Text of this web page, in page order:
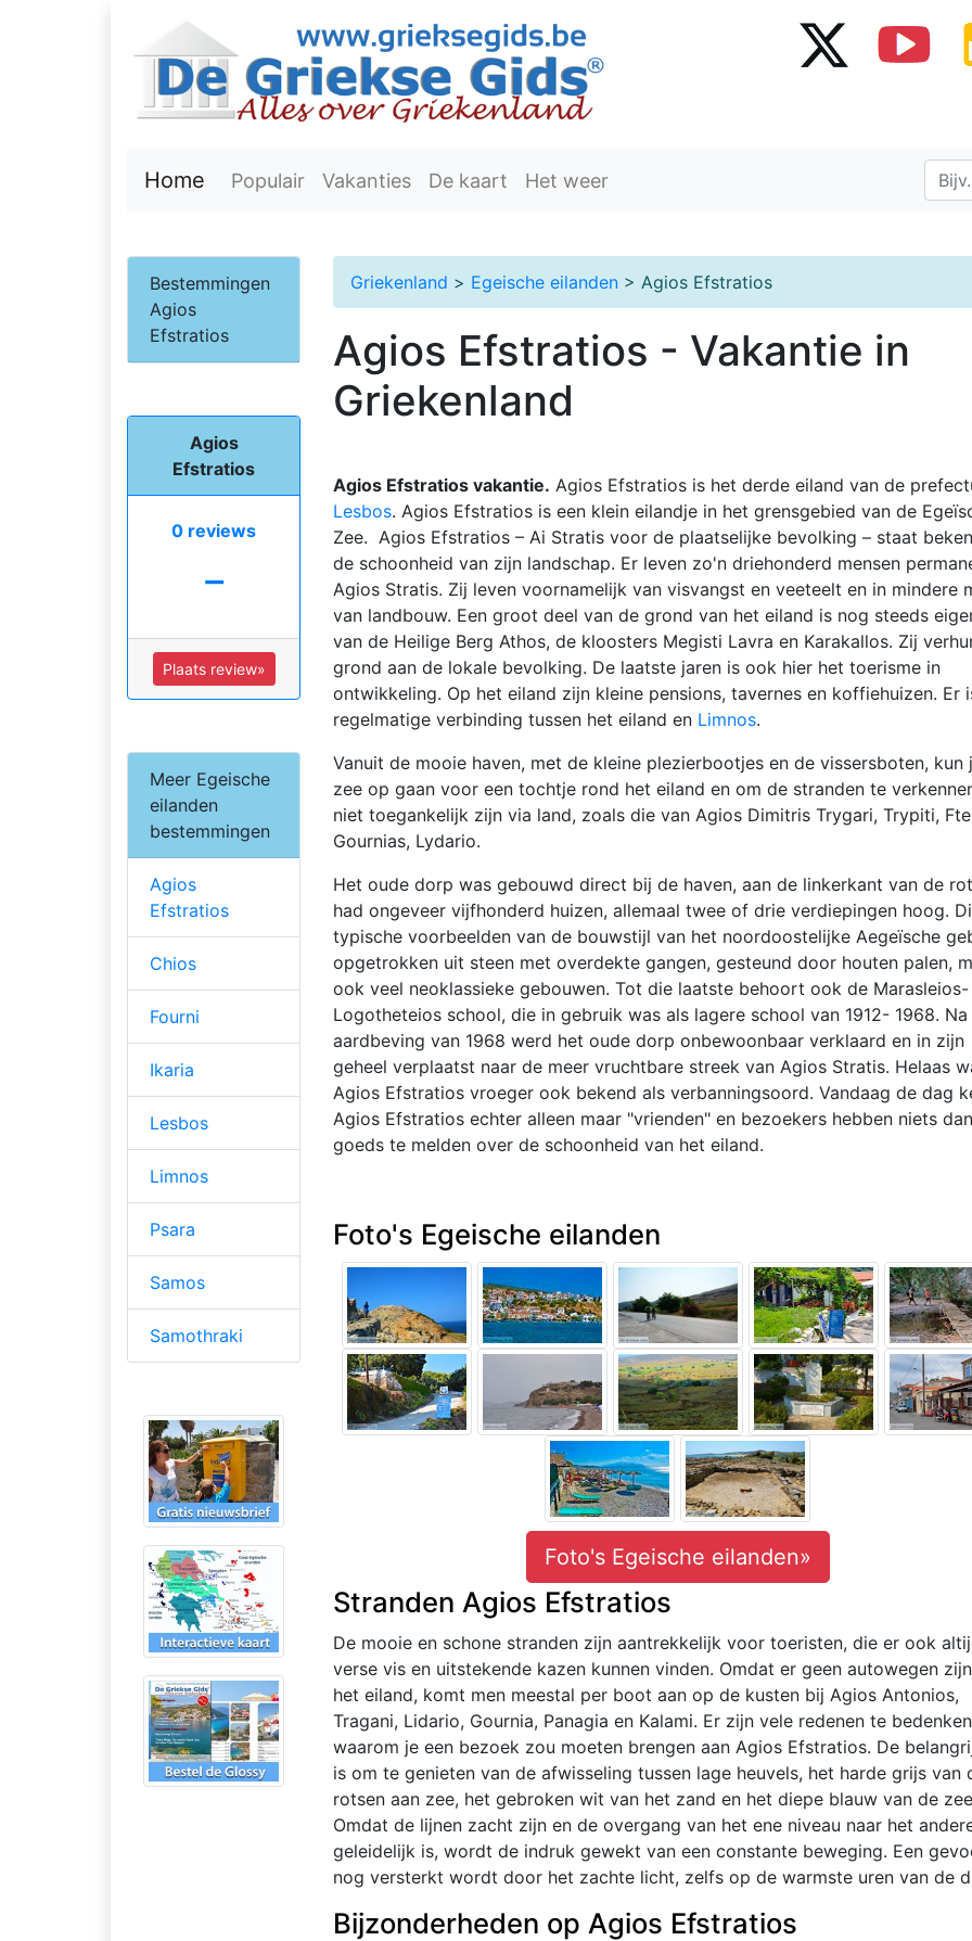
Home Populair Vakanties De kaart Het weer
Griekenland > Egeische eilanden > Agios Efstratios
Agios Efstratios - Vakantie in
Griekenland
Agios Efstratios vakantie. Agios Efstratios is het derde eiland van de
Lesbos. Agios Efstratios is een klein eilandje in het grensgebied van de
Zee. Agios Efstratios – Ai Stratis voor de plaatselijke bevolking – staat
de schoonheid van zijn landschap. Er leven zo'n driehonderd mensen
Agios Stratis. Zij leven voornamelijk van visvangst en veeteelt en in mindere
van landbouw. Een groot deel van de grond van het eiland is nog steeds
van de Heilige Berg Athos, de kloosters Megisti Lavra en Karakallos. Zij
grond aan de lokale bevolking. De laatste jaren is ook hier het toerisme in
ontwikkeling. Op het eiland zijn kleine pensions, tavernes en koffiehuizen. Er
regelmatige verbinding tussen het eiland en Limnos.
Vanuit de mooie haven, met de kleine plezierbootjes en de vissersboten, kun
zee op gaan voor een tochtje rond het eiland en om de stranden te
niet toegankelijk zijn via land, zoals die van Agios Dimitris Trygari, Trypiti,
Gournias, Lydario.
Het oude dorp was gebouwd direct bij de haven, aan de linkerkant van de
had ongeveer vijfhonderd huizen, allemaal twee of drie verdiepingen hoog.
typische voorbeelden van de bouwstijl van het noordoostelijke Aegeïsche
opgetrokken uit steen met overdekte gangen, gesteund door houten palen,
ook veel neoklassieke gebouwen. Tot die laatste behoort ook de Marasleios-
Logotheteios school, die in gebruik was als lagere school van 1912- 1968. Na
aardbeving van 1968 werd het oude dorp onbewoonbaar verklaard en in zijn
geheel verplaatst naar de meer vruchtbare streek van Agios Stratis. Helaas
Agios Efstratios vroeger ook bekend als verbanningsoord. Vandaag de dag
Agios Efstratios echter alleen maar "vrienden" en bezoekers hebben niets dan
goeds te melden over de schoonheid van het eiland.
Foto's Egeische eilanden
Foto's Egeische eilanden»
Stranden Agios Efstratios
De mooie en schone stranden zijn aantrekkelijk voor toeristen, die er ook
verse vis en uitstekende kazen kunnen vinden. Omdat er geen autowegen
het eiland, komt men meestal per boot aan op de kusten bij Agios Antonios,
Tragani, Lidario, Gournia, Panagia en Kalami. Er zijn vele redenen te bedenken
waarom je een bezoek zou moeten brengen aan Agios Efstratios. De
is om te genieten van de afwisseling tussen lage heuvels, het harde grijs van
rotsen aan zee, het gebroken wit van het zand en het diepe blauw van de
Omdat de lijnen zacht zijn en de overgang van het ene niveau naar het
geleidelijk is, wordt de indruk gewekt van een constante beweging. Een
nog versterkt wordt door het zachte licht, zelfs op de warmste uren van de
Bijzonderheden op Agios Efstratios
Bestemmingen
Agios
Efstratios
Agios
Efstratios
0 reviews
-
Plaats review»
Meer Egeische
eilanden
bestemmingen
Agios
Efstratios
Chios
Fourni
Ikaria
Lesbos
Limnos
Psara
Samos
Samothraki